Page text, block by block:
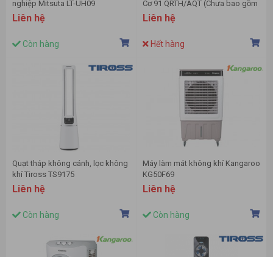
nghiệp Mitsuta LT-UH09
Liên hệ
Còn hàng
Cơ 91 QRTH/AQT (Chưa bao gồm
ắc quy)
Liên hệ
Hết hàng
Quạt tháp không cánh, lọc không
khí Tiross TS9175
Liên hệ
Còn hàng
Máy làm mát không khí Kangaroo
KG50F69
Liên hệ
Còn hàng